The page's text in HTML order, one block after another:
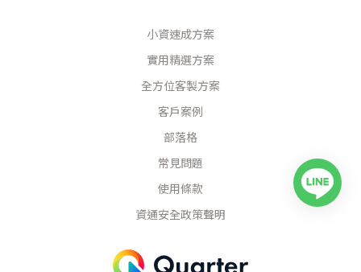
小資速成方案
實用精選方案
全方位客製方案
客戶案例
部落格
常見問題
使用條款
資通安全政策聲明